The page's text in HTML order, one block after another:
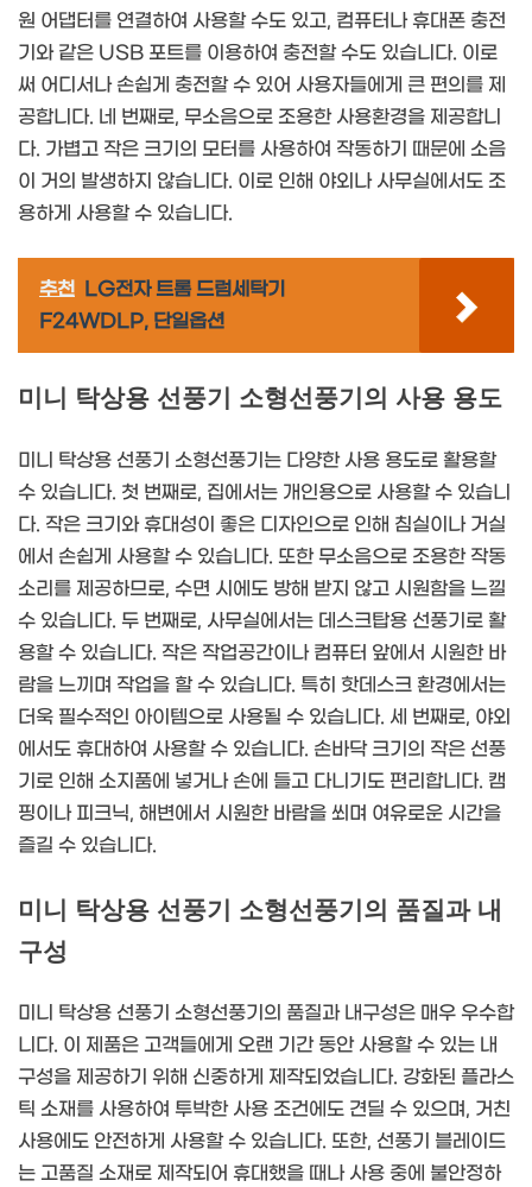
원 어댑터를 연결하여 사용할 수도 있고, 컴퓨터나 휴대폰 충전
기와 같은 USB 포트를 이용하여 충전할 수도 있습니다. 이로
써 어디서나 손쉽게 충전할 수 있어 사용자들에게 큰 편의를 제
공합니다. 네 번째로, 무소음으로 조용한 사용환경을 제공합니
다. 가볍고 작은 크기의 모터를 사용하여 작동하기 때문에 소음
이 거의 발생하지 않습니다. 이로 인해 야외나 사무실에서도 조
용하게 사용할 수 있습니다.
추천 LG전자 트롬 드럼세탁기
F24WDLP, 단일옵션
미니 탁상용 선풍기 소형선풍기의 사용 용도
미니 탁상용 선풍기 소형선풍기는 다양한 사용 용도로 활용할
수 있습니다. 첫 번째로, 집에서는 개인용으로 사용할 수 있습니
다. 작은 크기와 휴대성이 좋은 디자인으로 인해 침실이나 거실
에서 손쉽게 사용할 수 있습니다. 또한 무소음으로 조용한 작동
소리를 제공하므로, 수면 시에도 방해 받지 않고 시원함을 느낄
수 있습니다. 두 번째로, 사무실에서는 데스크탑용 선풍기로 활
용할 수 있습니다. 작은 작업공간이나 컴퓨터 앞에서 시원한 바
람을 느끼며 작업을 할 수 있습니다. 특히 핫데스크 환경에서는
더욱 필수적인 아이템으로 사용될 수 있습니다. 세 번째로, 야외
에서도 휴대하여 사용할 수 있습니다. 손바닥 크기의 작은 선풍
기로 인해 소지품에 넣거나 손에 들고 다니기도 편리합니다. 캠
핑이나 피크닉, 해변에서 시원한 바람을 쐬며 여유로운 시간을
즐길 수 있습니다.
미니 탁상용 선풍기 소형선풍기의 품질과 내
구성
미니 탁상용 선풍기 소형선풍기의 품질과 내구성은 매우 우수합
니다. 이 제품은 고객들에게 오랜 기간 동안 사용할 수 있는 내
구성을 제공하기 위해 신중하게 제작되었습니다. 강화된 플라스
틱 소재를 사용하여 투박한 사용 조건에도 견딜 수 있으며, 거친
사용에도 안전하게 사용할 수 있습니다. 또한, 선풍기 블레이드
는 고품질 소재로 제작되어 휴대했을 때나 사용 중에 불안정하